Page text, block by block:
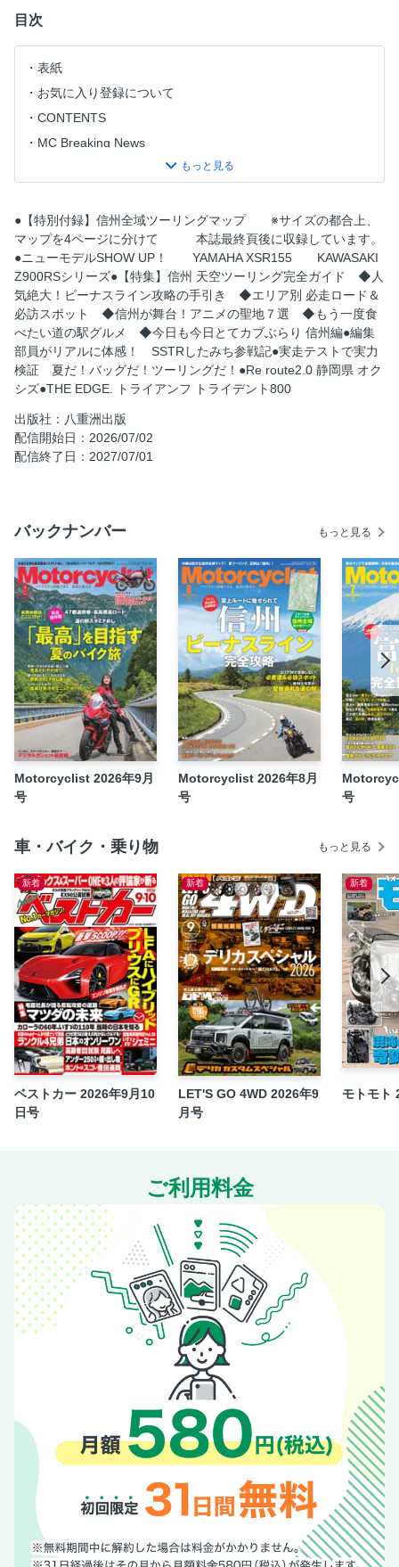
目次
表紙
お気に入り登録について
CONTENTS
MC Breaking News
NEW MODELS FLASH NEWS
【特集】信州 天空ツーリング完全ガイド
ビーナスライン攻略の手引き
周辺お薦めスポット
必走ロード＆必訪スポット 北
アニメの聖地７選
必走ロード＆必訪スポット 中央
必走ロード＆必訪スポット 南
道の駅グルメ
カブぶらり 信州編
SSTRしたみち参戦記
夏だ！バッグだ！ツーリングだ！
レッドバロンの今とこれから
ヤエスメディアムックのご案内
MCイベントレポート
匿名係長
News ＆ Topics
SIDE STAND
鉄人カソリの「危機一髪」
がくやうら
ヤエスメディアムックのご案内
平賀由希子の「おいしい道の駅」
関西マニアック旅「西遊記」
新製品紹介
PRESENT
マルチチャンネルのご案内
YAESU Magazine Shop
【特別付録】信州全域ツーリングマップ
●【特別付録】信州全域ツーリングマップ ※サイズの都合上、
マップを4ページに分けて 本誌最終頁後に収録しています。
●ニューモデルSHOW UP！ YAMAHA XSR155 KAWASAKI
Z900RSシリーズ●【特集】信州 天空ツーリング完全ガイド ◆人
気絶大！ビーナスライン攻略の手引き ◆エリア別 必走ロード＆
必訪スポット ◆信州が舞台！アニメの聖地７選 ◆もう一度食
べたい道の駅グルメ ◆今日も今日とてカブぶらり 信州編●編集
部員がリアルに体感！ SSTRしたみち参戦記●実走テストで実力
検証 夏だ！バッグだ！ツーリングだ！●Re route2.0 静岡県 オク
シズ●THE EDGE. トライアンフ トライデント800
出版社：八重洲出版
配信開始日：2026/07/02
配信終了日：2027/07/01
バックナンバー もっと見る
Motorcyclist 2026年9月
号
Motorcyclist 2026年8月
号
号
車・バイク・乗り物 もっと見る
新着
ベストカー 2026年9月10
日号
新着
LET'S GO 4WD 2026年9
月号
新着
モトモト
ご利用料金